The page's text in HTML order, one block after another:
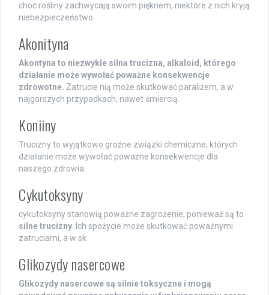
choć rośliny zachwycają swoim pięknem, niektóre z nich kryją
niebezpieczeństwo.
Akonityna
Akontyna to niezwykle silna trucizna, alkaloid, którego
działanie może wywołać poważne konsekwencje
zdrowotne. Zatrucie nią może skutkować paraliżem, a w
najgorszych przypadkach, nawet śmiercią.
Koniiny
Trucizny to wyjątkowo groźne związki chemiczne, których
działanie może wywołać poważne konsekwencje dla
naszego zdrowia.
Cykutoksyny
cykutoksyny stanowią poważne zagrożenie, ponieważ są to
silne trucizny. Ich spożycie może skutkować poważnymi
zatruciami, a w sk
Glikozydy nasercowe
Glikozydy nasercowe są silnie toksyczne i mogą